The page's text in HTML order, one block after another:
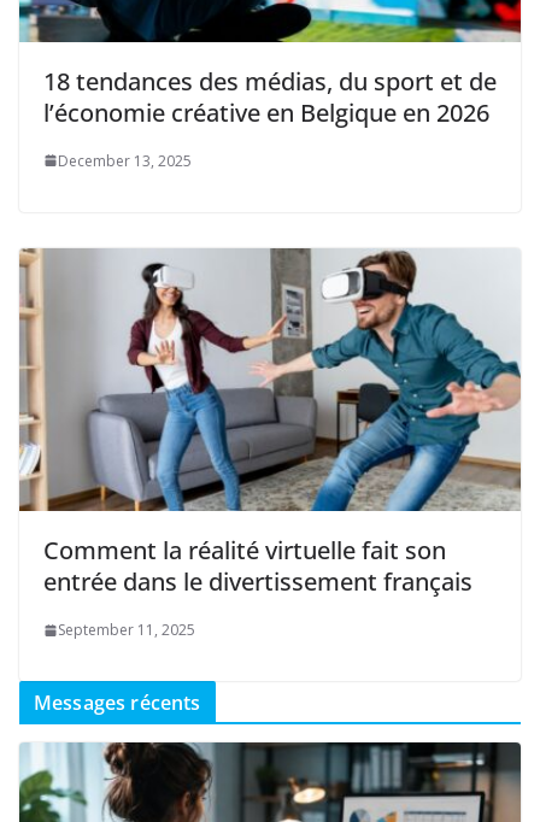
18 tendances des médias, du sport et de
l’économie créative en Belgique en 2026
December 13, 2025
Comment la réalité virtuelle fait son
entrée dans le divertissement français
September 11, 2025
Messages récents